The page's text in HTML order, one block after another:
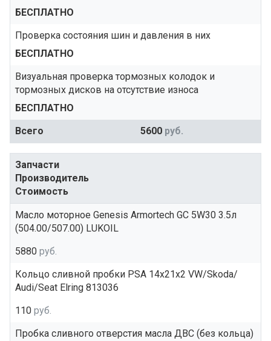
БЕСПЛАТНО
Проверка состояния шин и давления в них
БЕСПЛАТНО
Визуальная проверка тормозных колодок и
тормозных дисков на отсутствие износа
БЕСПЛАТНО
Всего
5600 руб.
Запчасти
Производитель
Стоимость
Масло моторное Genesis Armortech GC 5W30 3.5л
(504.00/507.00) LUKOIL
5880 руб.
Кольцо сливной пробки PSA 14x21x2 VW/Skoda/
Audi/Seat Elring 813036
110 руб.
Пробка сливного отверстия масла ДВС (без кольца)